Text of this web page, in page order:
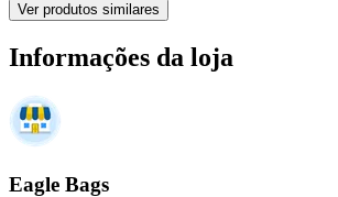
Ver produtos similares
Informações da loja
Eagle Bags